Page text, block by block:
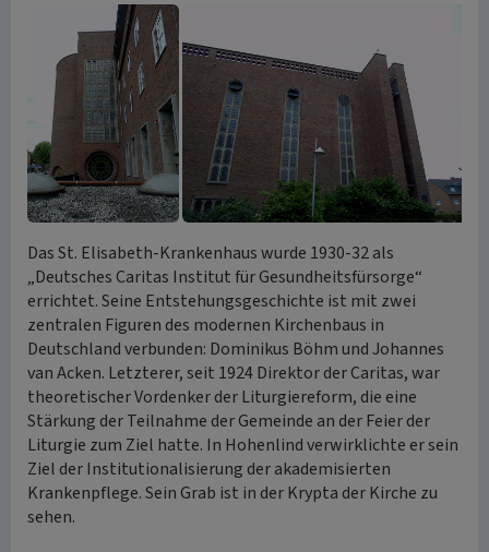
Das St. Elisabeth-Krankenhaus wurde 1930-32 als
„Deutsches Caritas Institut für Gesundheitsfürsorge“
errichtet. Seine Entstehungsgeschichte ist mit zwei
zentralen Figuren des modernen Kirchenbaus in
Deutschland verbunden: Dominikus Böhm und Johannes
van Acken. Letzterer, seit 1924 Direktor der Caritas, war
theoretischer Vordenker der Liturgiereform, die eine
Stärkung der Teilnahme der Gemeinde an der Feier der
Liturgie zum Ziel hatte. In Hohenlind verwirklichte er sein
Ziel der Institutionalisierung der akademisierten
Krankenpflege. Sein Grab ist in der Krypta der Kirche zu
sehen.